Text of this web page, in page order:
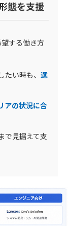
態を支援
する働き方
い時も、 選
アの状況に合
で見据えて支